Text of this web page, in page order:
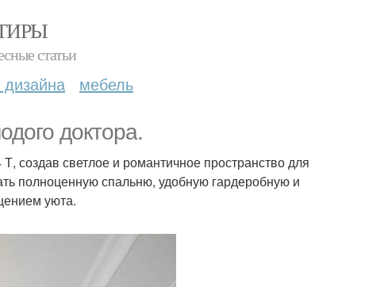
статьи
мебель
доктора.
создав светлое и романтичное пространство для
полноценную спальню, удобную гардеробную и
уюта.